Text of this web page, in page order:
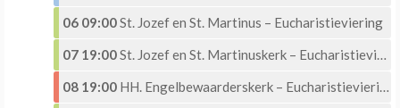
06 09:00St. Jozef en St. Martinus – Eucharistieviering
07 19:00St. Jozef en St. Martinuskerk – Eucharistieviering met Eucharistische aanbidding
08 19:00 HH. Engelbewaarderskerk – Eucharistieviering –